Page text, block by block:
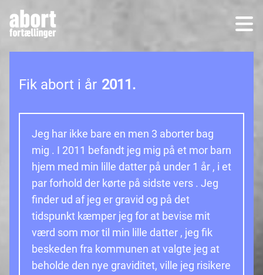
Fik abort i år 2011.
Jeg har ikke bare en men 3 aborter bag
mig . I 2011 befandt jeg mig på et mor barn
hjem med min lille datter på under 1 år , i et
par forhold der kørte på sidste vers . Jeg
finder ud af jeg er gravid og på det
tidspunkt kæmper jeg for at bevise mit
værd som mor til min lille datter , jeg fik
beskeden fra kommunen at valgte jeg at
beholde den nye graviditet, ville jeg risikere